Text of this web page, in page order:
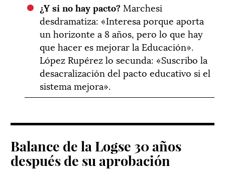
¿Y si no hay pacto? Marchesi
desdramatiza: «Interesa porque aporta
un horizonte a 8 años, pero lo que hay
que hacer es mejorar la Educación».
López Rupérez lo secunda: «Suscribo la
desacralización del pacto educativo si el
sistema mejora».
Balance de la Logse 30 años
después de su aprobación